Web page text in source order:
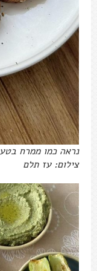
נראה כמו ממרח
צילום: עז תלם